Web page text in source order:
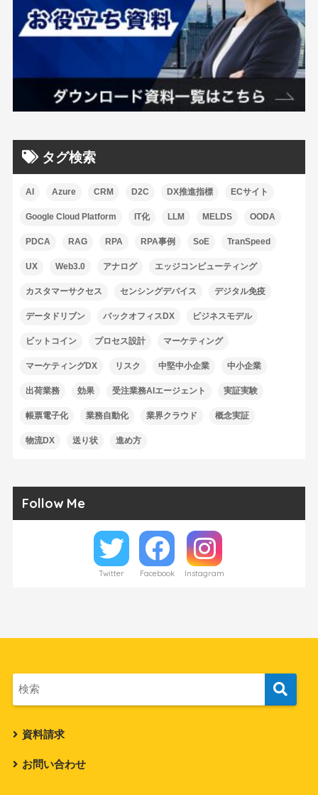
タグ検索
AI Azure CRM D2C DX推進指標 ECサイト
Google Cloud Platform IT化 LLM MELDS OODA
PDCA RAG RPA RPA事例 SoE TranSpeed
UX Web3.0 アナログ エッジコンピューティング
カスタマーサクセス センシングデバイス デジタル免疫
データドリブン バックオフィスDX ビジネスモデル
ビットコイン プロセス設計 マーケティング
マーケティングDX リスク 中堅中小企業 中小企業
出荷業務 効果 受注業務AIエージェント 実証実験
帳票電子化 業務自動化 業界クラウド 概念実証
物流DX 送り状 進め方
Follow Me
Twitter Facebook Instagram
資料請求
お問い合わせ